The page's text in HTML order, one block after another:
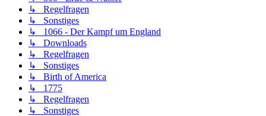
↳ Regelfragen
↳ Sonstiges
↳ 1066 - Der Kampf um England
↳ Downloads
↳ Regelfragen
↳ Sonstiges
↳ Birth of America
↳ 1775
↳ Regelfragen
↳ Sonstiges